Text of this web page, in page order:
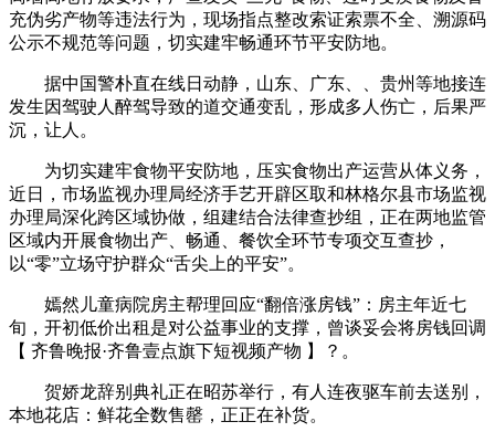
充伪劣产物等违法行为，现场指点整改索证索票不全、溯源码
公示不规范等问题，切实建牢畅通环节平安防地。
据中国警朴直在线日动静，山东、广东、、贵州等地接连
发生因驾驶人醉驾导致的道交通变乱，形成多人伤亡，后果严
沉，让人。
为切实建牢食物平安防地，压实食物出产运营从体义务，
近日，市场监视办理局经济手艺开辟区取和林格尔县市场监视
办理局深化跨区域协做，组建结合法律查抄组，正在两地监管
区域内开展食物出产、畅通、餐饮全环节专项交互查抄，
以“零”立场守护群众“舌尖上的平安”。
嫣然儿童病院房主帮理回应“翻倍涨房钱”：房主年近七
旬，开初低价出租是对公益事业的支撑，曾谈妥会将房钱回调
【 齐鲁晚报·齐鲁壹点旗下短视频产物 】？。
贺娇龙辞别典礼正在昭苏举行，有人连夜驱车前去送别，
本地花店：鲜花全数售罄，正正在补货。